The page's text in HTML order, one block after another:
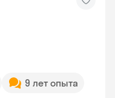
9 лет опыта